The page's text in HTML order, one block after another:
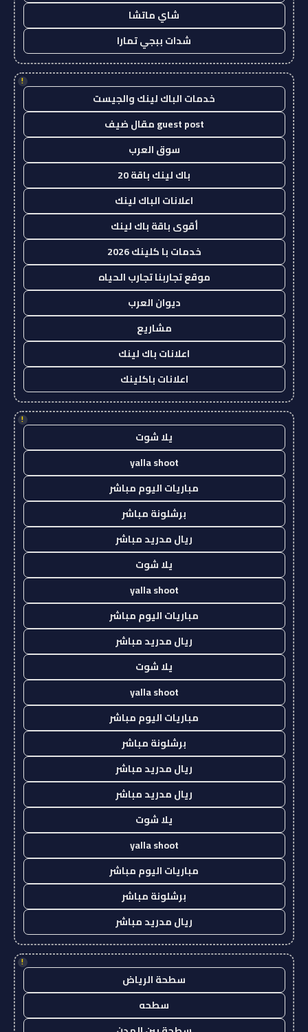
شاي ماتشا
شدات ببجي تمارا
!
خدمات الباك لينك والجيست
guest post مقال ضيف
سوق العرب
باك لينك باقة 20
اعلانات الباك لينك
أقوى باقة باك لينك
خدمات با كلينك 2026
موقع تجاربنا تجارب الحياه
ديوان العرب
مشاريع
اعلانات باك لينك
اعلانات باكلينك
!
يلا شوت
yalla shoot
مباريات اليوم مباشر
برشلونة مباشر
ريال مدريد مباشر
يلا شوت
yalla shoot
مباريات اليوم مباشر
ريال مدريد مباشر
يلا شوت
yalla shoot
مباريات اليوم مباشر
برشلونة مباشر
ريال مدريد مباشر
ريال مدريد مباشر
يلا شوت
yalla shoot
مباريات اليوم مباشر
برشلونة مباشر
ريال مدريد مباشر
!
سطحة الرياض
سطحه